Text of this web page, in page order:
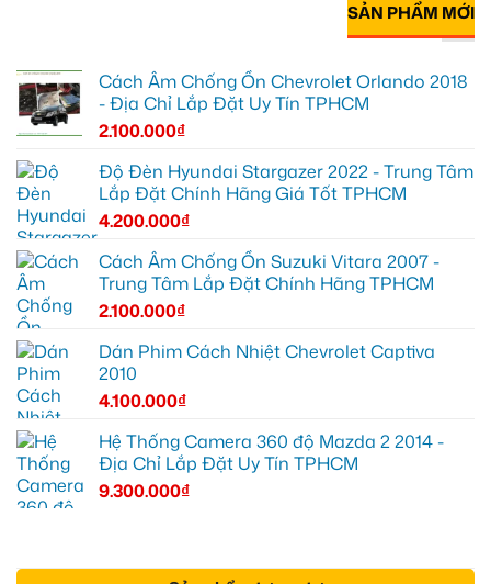
SẢN PHẨM MỚI
Cách Âm Chống Ồn Chevrolet Orlando 2018
- Địa Chỉ Lắp Đặt Uy Tín TPHCM
2.100.000₫
Độ Đèn Hyundai Stargazer 2022 - Trung Tâm
Lắp Đặt Chính Hãng Giá Tốt TPHCM
4.200.000₫
Cách Âm Chống Ồn Suzuki Vitara 2007 -
Trung Tâm Lắp Đặt Chính Hãng TPHCM
2.100.000₫
Dán Phim Cách Nhiệt Chevrolet Captiva
2010
4.100.000₫
Hệ Thống Camera 360 độ Mazda 2 2014 -
Địa Chỉ Lắp Đặt Uy Tín TPHCM
9.300.000₫